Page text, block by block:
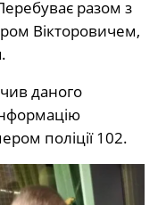
разом з
Вікторовичем,
даного
поліції 102.